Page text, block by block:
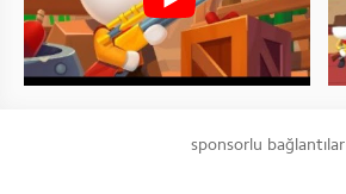
sponsorlu bağlantılar